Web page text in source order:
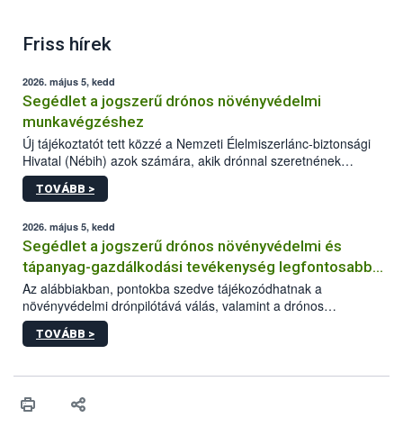
Friss hírek
2026. május 5, kedd
Segédlet a jogszerű drónos növényvédelmi
munkavégzéshez
Új tájékoztatót tett közzé a Nemzeti Élelmiszerlánc-biztonsági
Hivatal (Nébih) azok számára, akik drónnal szeretnének
növényvédelmi vagy tápanyag-gazdálkodási tevékenységet
végezni Magyarországon. Az összefoglaló részletesen
műszaki és hatósági feltételek.
TOVÁBB >
2026. május 5, kedd
Segédlet a jogszerű drónos növényvédelmi és
tápanyag-gazdálkodási tevékenység legfontosabb
feltételeiről
Az alábbiakban, pontokba szedve tájékozódhatnak a
növényvédelmi drónpilótává válás, valamint a drónos
növényvédelmi és tápanyag-gazdálkodási tevékenység
végzésének legfontosabb feltételeiről*.
TOVÁBB >